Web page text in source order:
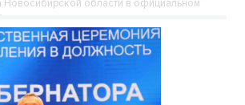
Новосибирской области в официальном
не видит причин усомниться в
кандидата. Страсти выборной гонки